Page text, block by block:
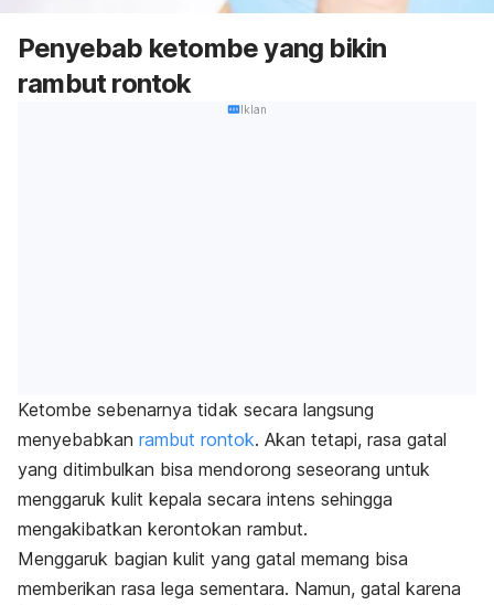
Penyebab ketombe yang bikin
rambut rontok
Iklan
Ketombe sebenarnya tidak secara langsung
menyebabkan rambut rontok. Akan tetapi, rasa gatal
yang ditimbulkan bisa mendorong seseorang untuk
menggaruk kulit kepala secara intens sehingga
mengakibatkan kerontokan rambut.
Menggaruk bagian kulit yang gatal memang bisa
memberikan rasa lega sementara. Namun, gatal karena